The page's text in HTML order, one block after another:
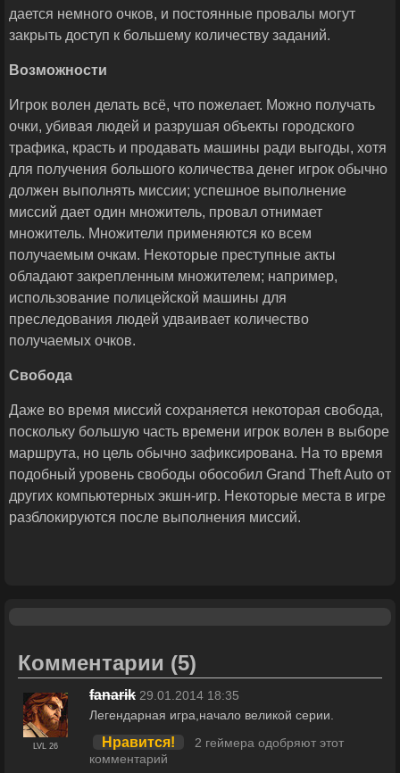
дается немного очков, и постоянные провалы могут
закрыть доступ к большему количеству заданий.
Возможности
Игрок волен делать всё, что пожелает. Можно получать
очки, убивая людей и разрушая объекты городского
трафика, красть и продавать машины ради выгоды, хотя
для получения большого количества денег игрок обычно
должен выполнять миссии; успешное выполнение
миссий дает один множитель, провал отнимает
множитель. Множители применяются ко всем
получаемым очкам. Некоторые преступные акты
обладают закрепленным множителем; например,
использование полицейской машины для
преследования людей удваивает количество
получаемых очков.
Свобода
Даже во время миссий сохраняется некоторая свобода,
поскольку большую часть времени игрок волен в выборе
маршрута, но цель обычно зафиксирована. На то время
подобный уровень свободы обособил Grand Theft Auto от
других компьютерных экшн-игр. Некоторые места в игре
разблокируются после выполнения миссий.
Комментарии (5)
LVL 26
fanarik 29.01.2014 18:35
Легендарная игра,начало великой серии.
Нравится!
2 геймера одобряют этот
комментарий